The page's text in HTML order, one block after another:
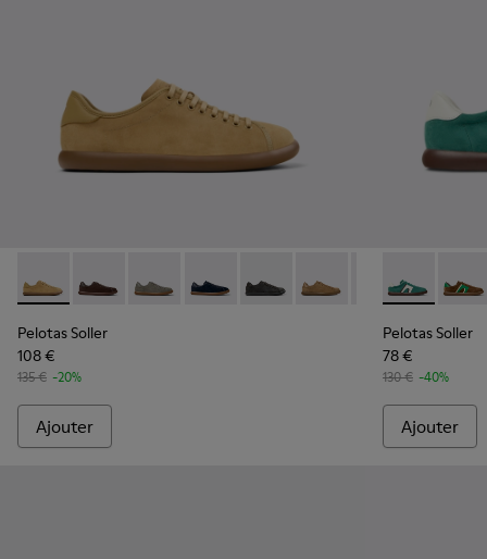
Pelotas Soller - K100974-021 - Baskets marron en nubuck
Pelotas Soller - K100974-018 - Baskets en nubuck
Pelotas Soller - K100974-017 - Baskets
Pelotas Soller - K100974-015 -
Pelotas Soller - K100974-013
Pelotas Soller -Pelotas Soller -
Pelotas Soller
108 €
135 € -20%
Ajouter
Pelotas
Pelotas Soller
78 €
130 € -40%
Ajouter